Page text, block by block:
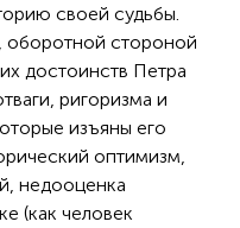
своей судьбы.
оборотной стороной
достоинств Петра
ригоризма и
изъяны его
оптимизм,
недооценка
(как человек